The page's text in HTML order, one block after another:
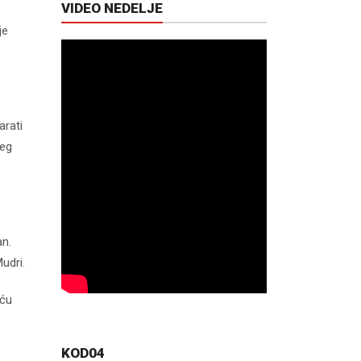
VIDEO NEDELJE
KOD04